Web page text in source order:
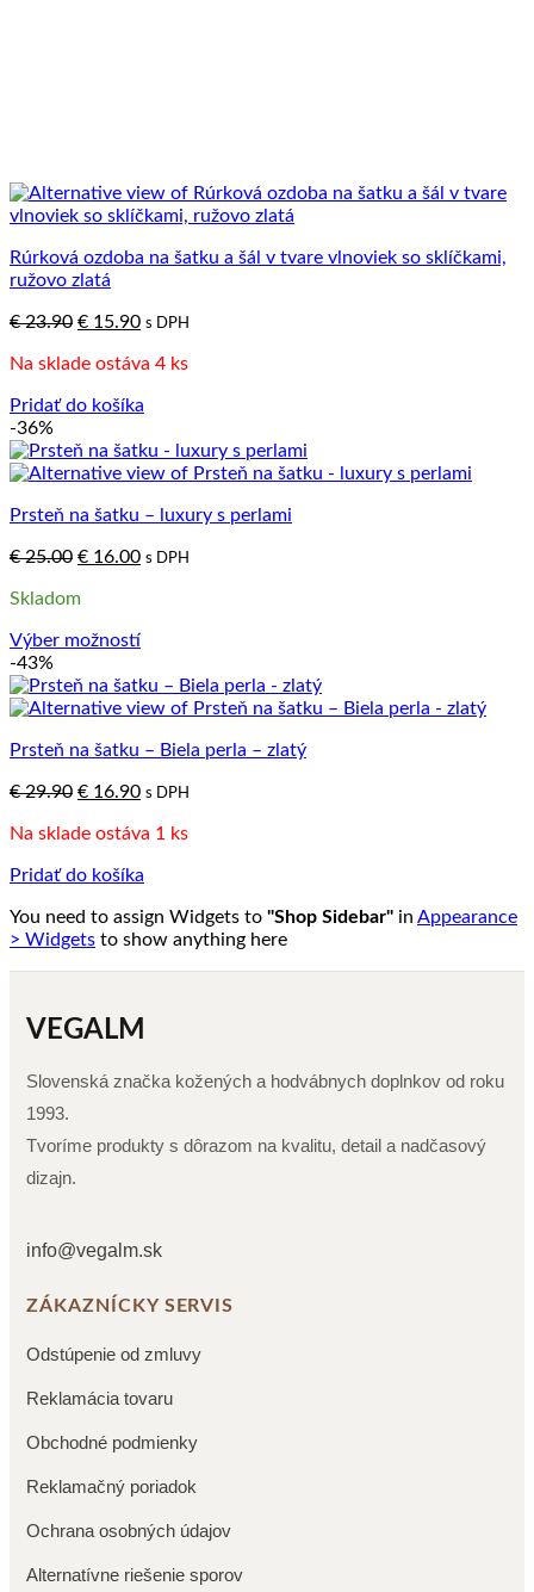
Rúrková ozdoba na šatku a šál v tvare vlnoviek so sklíčkami,
ružovo zlatá
€23.90 Pôvodná
bola:
€ 15.90Aktuálna
je:
s DPH
Na sklade ostáva 4 ks
Pridať do košíka
-36%
Prsteň na šatku – luxury s perlami
€25.00 Pôvodná
bola:
€ 16.00Aktuálna
s DPH
Skladom
Výber možností
Tento
produkt
má
variantov.
si
vybrať
na
stránke
produktu.
-43%
Prsteň na šatku – Biela perla – zlatý
€29.90 Pôvodná
bola:
€ 16.90Aktuálna
je:
s DPH
Na sklade ostáva 1 ks
Pridať do košíka
You need to assign Widgets to "Shop Sidebar" in Appearance
> Widgets to show anything here
VEGALM
Slovenská značka kožených a hodvábnych doplnkov od roku
1993.
Tvoríme produkty s dôrazom na kvalitu, detail a nadčasový
dizajn.
info@vegalm.sk
ZÁKAZNÍCKY SERVIS
Odstúpenie od zmluvy
Reklamácia tovaru
Obchodné podmienky
Reklamačný poriadok
Ochrana osobných údajov
Alternatívne riešenie sporov